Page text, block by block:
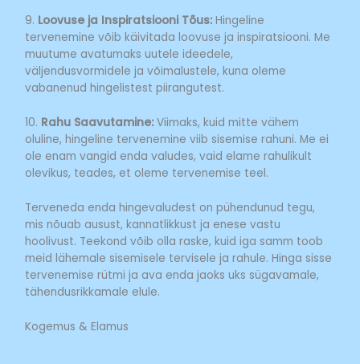
9. Loovuse ja Inspiratsiooni Tõus: Hingeline
tervenemine võib käivitada loovuse ja inspiratsiooni. Me
muutume avatumaks uutele ideedele,
väljendusvormidele ja võimalustele, kuna oleme
vabanenud hingelistest piirangutest.
10. Rahu Saavutamine: Viimaks, kuid mitte vähem
oluline, hingeline tervenemine viib sisemise rahuni. Me ei
ole enam vangid enda valudes, vaid elame rahulikult
olevikus, teades, et oleme tervenemise teel.
Terveneda enda hingevaludest on pühendunud tegu,
mis nõuab ausust, kannatlikkust ja enese vastu
hoolivust. Teekond võib olla raske, kuid iga samm toob
meid lähemale sisemisele tervisele ja rahule. Hinga sisse
tervenemise rütmi ja ava enda jaoks uks sügavamale,
tähendusrikkamale elule.
Kogemus & Elamus